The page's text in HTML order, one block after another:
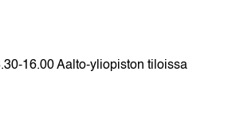
16.00 Aalto-yliopiston tiloissa